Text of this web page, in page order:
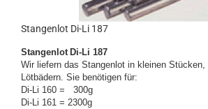
Stangenlot Di-Li 187
Stangenlot Di-Li 187
Wir liefern das Stangenlot in kleinen
Lötbädern. Sie benötigen für:
Di-Li 160 = 300g
Di-Li 161 = 2300g